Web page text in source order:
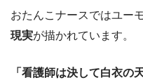
おたんこナースではユー
現実が描かれています。
「看護師は決して白衣の